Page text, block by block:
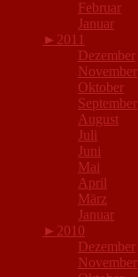
Februar
Januar
► 2011
Dezember
November
Oktober
September
August
Juli
Juni
Mai
April
März
Januar
► 2010
Dezember
November